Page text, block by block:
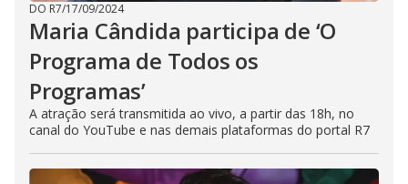
DO R7/17/09/2024
Maria Cândida participa de ‘O
Programa de Todos os
Programas’
A atração será transmitida ao vivo, a partir das 18h, no
canal do YouTube e nas demais plataformas do portal R7